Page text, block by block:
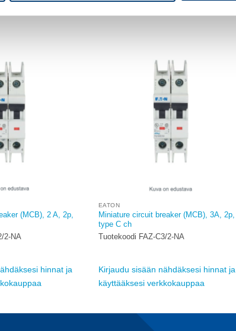
(MCB), 2 A, 2p,
2-NA
hinnat ja
EATON
Miniature circuit breaker (MCB), 3A, 2p,
type C ch
Tuotekoodi FAZ-C3/2-NA
Kirjaudu sisään nähdäksesi hinnat ja
käyttääksesi verkkokauppaa